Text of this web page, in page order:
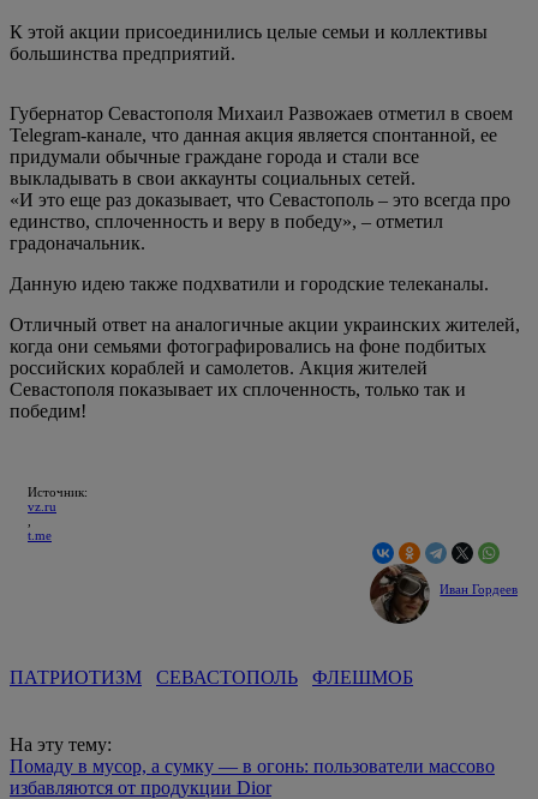
К этой акции присоединились целые семьи и коллективы
большинства предприятий.
Губернатор Севастополя Михаил Развожаев отметил в своем
Telegram-канале, что данная акция является спонтанной, ее
придумали обычные граждане города и стали все
выкладывать в свои аккаунты социальных сетей.
«И это еще раз доказывает, что Севастополь – это всегда про
единство, сплоченность и веру в победу», – отметил
градоначальник.
Данную идею также подхватили и городские телеканалы.
Отличный ответ на аналогичные акции украинских жителей,
когда они семьями фотографировались на фоне подбитых
российских кораблей и самолетов. Акция жителей
Севастополя показывает их сплоченность, только так и
победим!
Источник:
vz.ru
t.me
Иван Гордеев
ПАТРИОТИЗМ СЕВАСТОПОЛЬ ФЛЕШМОБ
На эту тему:
Помаду в мусор, а сумку — в огонь: пользователи массово
избавляются от продукции Dior